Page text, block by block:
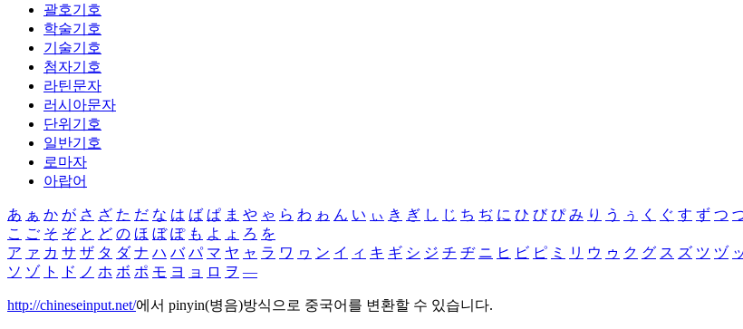
괄호기호
학술기호
기술기호
첨자기호
라틴문자
러시아문자
단위기호
일반기호
로마자
아랍어
あ ぁ か が さ ざ た だ な は ば ぱ ま や ゃ ら わ ゎ ん い ぃ き ぎ し じ ち ぢ に ひ び ぴ み り う ぅ く ぐ す ず つ
こ ご そ ぞ と ど の ほ ぼ ぽ も よ ょ ろ を
ア ァ カ サ ザ タ ダ ナ ハ バ パ マ ヤ ャ ラ ワ ヮ ン イ ィ キ ギ シ ジ チ ヂ ニ ヒ ビ ピ ミ リ ウ ゥ ク グ ス ズ ツ ヅ
ソ ゾ ト ド ノ ホ ボ ポ モ ヨ ョ ロ ヲ ―
http://chineseinput.net/에서 pinyin(병음)방식으로 중국어를 변환할 수 있습니다.